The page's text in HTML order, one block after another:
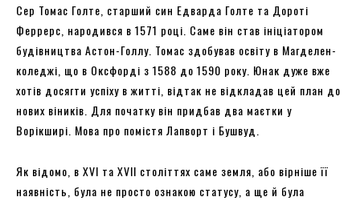
Сер Томас Голте, старший син Едварда Голте та Дороті
Феррерс, народився в 1571 році. Саме він став ініціатором
будівництва Астон-Голлу. Томас здобував освіту в Магделен-
коледжі, що в Оксфорді з 1588 до 1590 року. Юнак дуже вже
хотів досягти успіху в житті, відтак не відкладав цей план до
нових віників. Для початку він придбав два маєтки у
Ворікширі. Мова про помістя Лапворт і Бушвуд.
Як відомо, в XVI та XVII століттях саме земля, або вірніше її
наявність, була не просто ознакою статусу, а ще й була